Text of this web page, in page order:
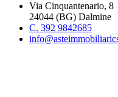
Via Cinquantenario, 8
24044 (BG) Dalmine
C. 392 9842685